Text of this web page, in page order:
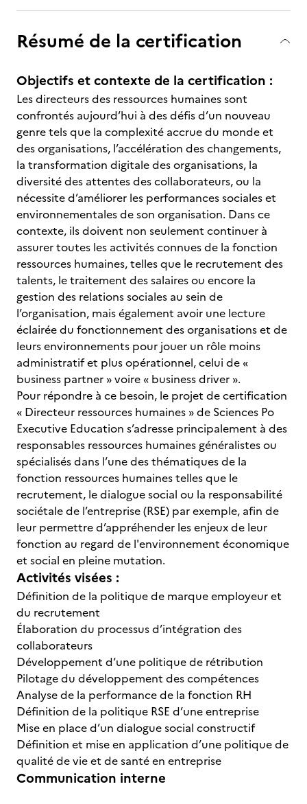
Résumé de la certification
Objectifs et contexte de la certification :
Les directeurs des ressources humaines sont
confrontés aujourd’hui à des défis d’un nouveau
genre tels que la complexité accrue du monde et
des organisations, l’accélération des changements,
la transformation digitale des organisations, la
diversité des attentes des collaborateurs, ou la
nécessite d’améliorer les performances sociales et
environnementales de son organisation. Dans ce
contexte, ils doivent non seulement continuer à
assurer toutes les activités connues de la fonction
ressources humaines, telles que le recrutement des
talents, le traitement des salaires ou encore la
gestion des relations sociales au sein de
l’organisation, mais également avoir une lecture
éclairée du fonctionnement des organisations et de
leurs environnements pour jouer un rôle moins
administratif et plus opérationnel, celui de «
business partner » voire « business driver ».
Pour répondre à ce besoin, le projet de certification
« Directeur ressources humaines » de Sciences Po
Executive Education s’adresse principalement à des
responsables ressources humaines généralistes ou
spécialisés dans l’une des thématiques de la
fonction ressources humaines telles que le
recrutement, le dialogue social ou la responsabilité
sociétale de l’entreprise (RSE) par exemple, afin de
leur permettre d’appréhender les enjeux de leur
fonction au regard de l'environnement économique
et social en pleine mutation.
Activités visées :
Définition de la politique de marque employeur et
du recrutement
Élaboration du processus d’intégration des
collaborateurs
Développement d’une politique de rétribution
Pilotage du développement des compétences
Analyse de la performance de la fonction RH
Définition de la politique RSE d’une entreprise
Mise en place d’un dialogue social constructif
Définition et mise en application d’une politique de
qualité de vie et de santé en entreprise
Communication interne